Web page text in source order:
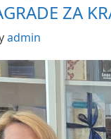
ZA
admin